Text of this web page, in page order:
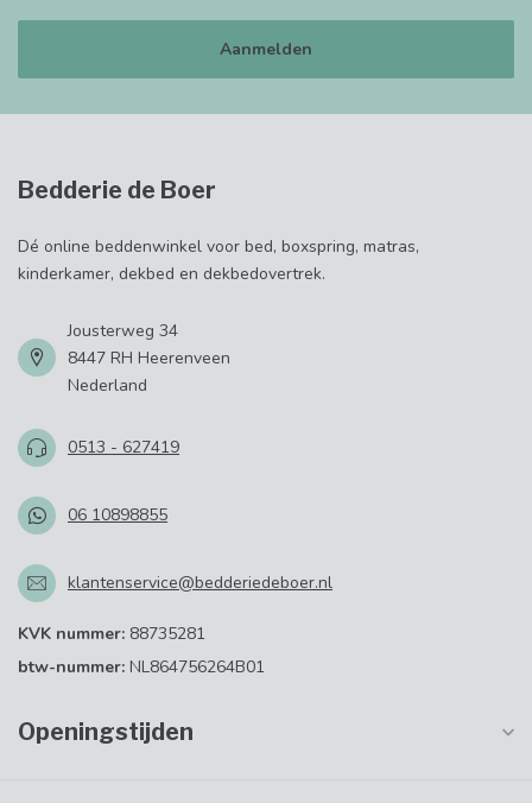
Aanmelden
Bedderie de Boer
Dé online beddenwinkel voor bed, boxspring, matras,
kinderkamer, dekbed en dekbedovertrek.
Jousterweg 34
8447 RH Heerenveen
Nederland
0513 - 627419
06 10898855
klantenservice@bedderiedeboer.nl
KVK nummer: 88735281
btw-nummer: NL864756264B01
Openingstijden